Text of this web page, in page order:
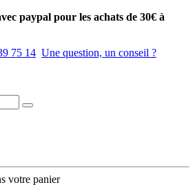
paypal pour les achats de 30€ à
75 14 Une question, un conseil ?
votre panier